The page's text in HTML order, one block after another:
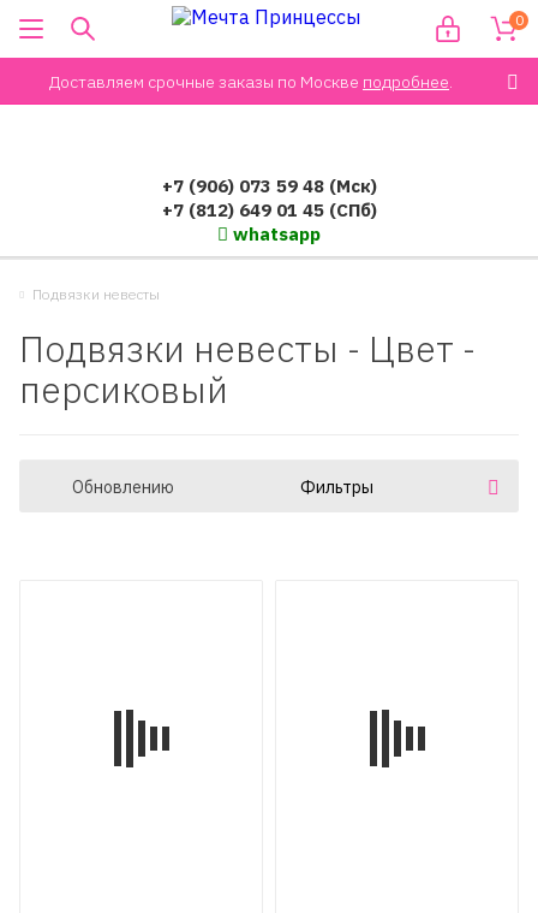
Доставляем срочные заказы по Москве подробнее.
0
+7 (906) 073 59 48 (Мск)
+7 (812) 649 01 45 (СПб)
whatsapp
Подвязки невесты
Подвязки невесты - Цвет -
персиковый
Обновлению Фильтры